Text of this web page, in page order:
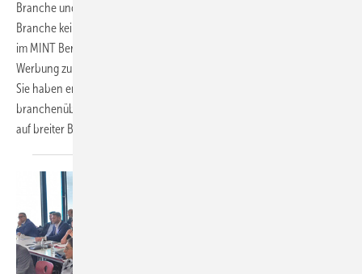
Branche und deren Berufe kennen. Kennen sie diese nicht, hat die
Branche keine Relevanz bei der Berufswahl. Andere Branchen auch
im MINT Bereich haben dies längst verstanden und investieren in
Werbung zur Steigerung der Bekanntheit und feilen an ihrem Image.
Sie haben erkannt, dass der Kampf um Talente eine
branchenübergreifende Herausforderung ist und werben erfolgreich
auf breiter Basis. Will hier die Kältebranche seelenruhig